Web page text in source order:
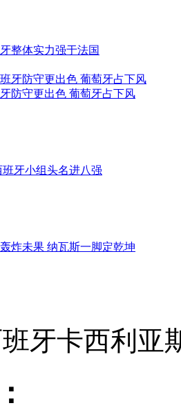
整体实力强于法国
防守更出色 葡萄牙占下风
牙小组头名进八强
炸未果 纳瓦斯一脚定乾坤
牙卡西利亚